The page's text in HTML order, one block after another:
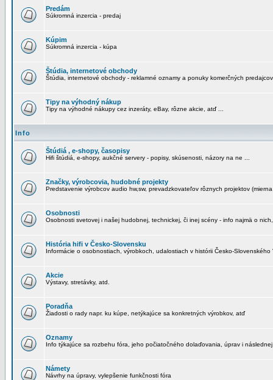
Predám
Súkromná inzercia - predaj
Kúpim
Súkromná inzercia - kúpa
Štúdia, internetové obchody
Štúdia, internetové obchody - reklamné oznamy a ponuky komerčných predajcov
Tipy na výhodný nákup
Tipy na výhodné nákupy cez inzeráty, eBay, rôzne akcie, atď ...
Info
Štúdiá , e-shopy, časopisy
Hifi štúdiá, e-shopy, aukčné servery - popisy, skúsenosti, názory na ne ...
Značky, výrobcovia, hudobné projekty
Predstavenie výrobcov audio hw,sw, prevadzkovateľov rôznych projektov
Osobnosti
Osobnosti svetovej i našej hudobnej, technickej, či inej scény - info najmä o
História hifi v Česko-Slovensku
Informácie o osobnostiach, výrobkoch, udalostiach v histórii Česko-Slovenského
Akcie
Výstavy, stretávky, atd.
Poradňa
Žiadosti o rady napr. ku kúpe, netýkajúce sa konkretných výrobkov, atď
Oznamy
Info týkajúce sa rozbehu fóra, jeho počiatočného dolaďovania, úprav i
Námety
Návrhy na úpravy, vylepšenie funkčnosti fóra